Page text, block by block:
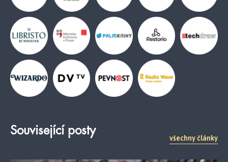
Související posty
všechny články